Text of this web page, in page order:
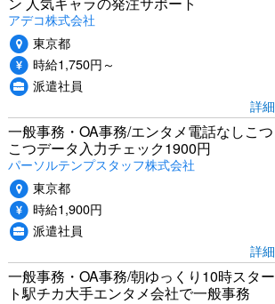
アデコ株式会社
東京都
時給1,750円～
派遣社員
詳細
一般事務・OA事務/エンタメ電話なしこつ
こつデータ入力チェック1900円
パーソルテンプスタッフ株式会社
東京都
時給1,900円
派遣社員
詳細
一般事務・OA事務/朝ゆっくり10時スター
ト駅チカ大手エンタメ会社で一般事務